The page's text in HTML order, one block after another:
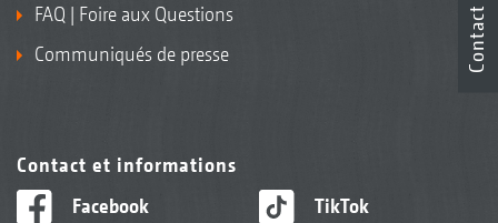
FAQ | Foire aux Questions
Communiqués de presse
Contact et informations
Facebook
TikTok
Contact